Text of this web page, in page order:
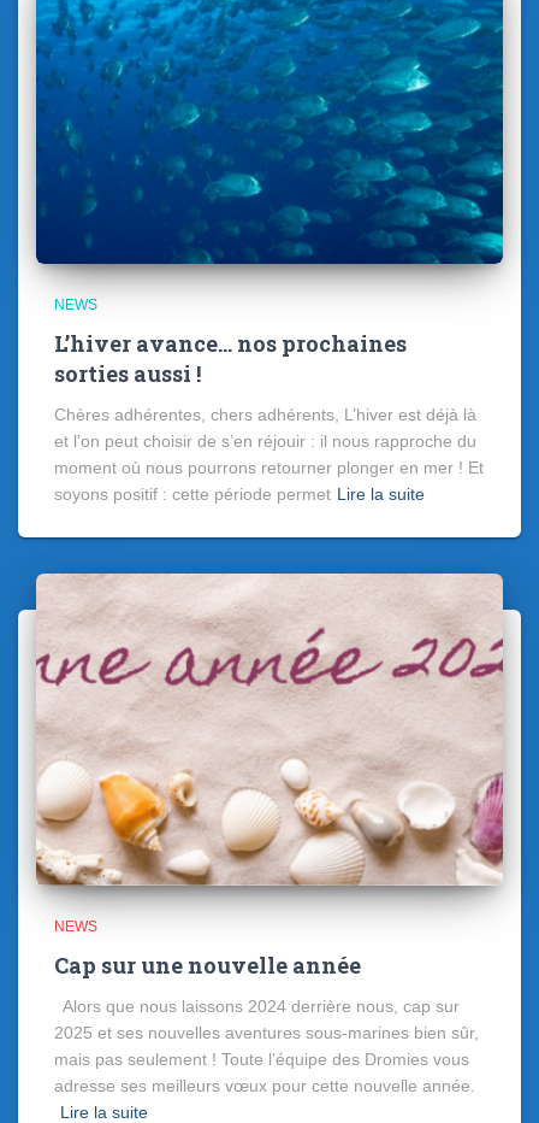
NEWS
L’hiver avance… nos prochaines
sorties aussi !
Chères adhérentes, chers adhérents, L’hiver est déjà là
et l’on peut choisir de s’en réjouir : il nous rapproche du
moment où nous pourrons retourner plonger en mer ! Et
soyons positif : cette période permet Lire la suite
NEWS
Cap sur une nouvelle année
Alors que nous laissons 2024 derrière nous, cap sur
2025 et ses nouvelles aventures sous-marines bien sûr,
mais pas seulement ! Toute l’équipe des Dromies vous
adresse ses meilleurs vœux pour cette nouvelle année.
Lire la suite